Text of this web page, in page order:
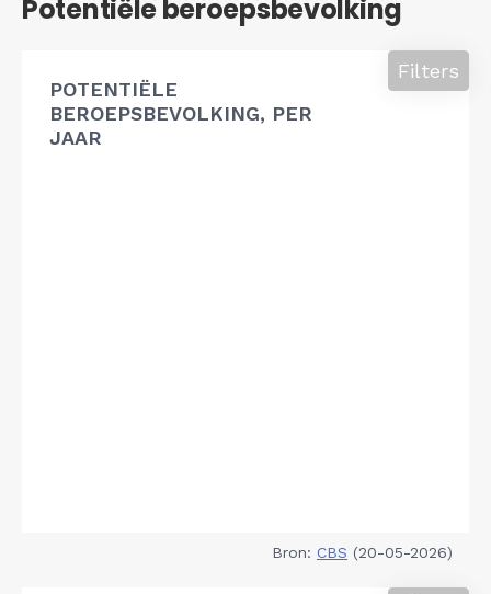
Potentiële beroepsbevolking
POTENTIËLE
BEROEPSBEVOLKING, PER
JAAR
Filters
Bron: CBS (20-05-2026)